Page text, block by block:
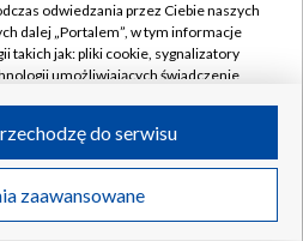
Kontakt
Kanały
Polska S.A. w likwidacji
odwiedzania przez Ciebie naszych
dalej „Portalem”, w tym informacje
takich jak: pliki cookie, sygnalizatory
umożliwiających świadczenie
odwiedzania przez Ciebie
takie jak adresy IP, identyfikatory
zaawansowane
do serwisu